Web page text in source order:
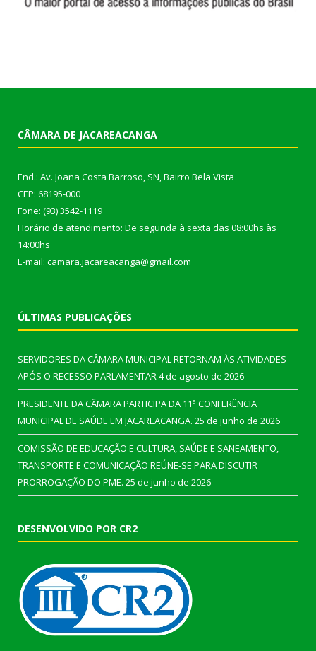
CÂMARA DE JACAREACANGA
End.: Av. Joana Costa Barroso, SN, Bairro Bela Vista
CEP: 68195-000
Fone: (93) 3542-1119
Horário de atendimento: De segunda à sexta das 08:00hs às
14:00hs
E-mail: camara.jacareacanga@gmail.com
ÚLTIMAS PUBLICAÇÕES
SERVIDORES DA CÂMARA MUNICIPAL RETORNAM ÀS ATIVIDADES
APÓS O RECESSO PARLAMENTAR4 de agosto de 2026
PRESIDENTE DA CÂMARA PARTICIPA DA 11ª CONFERÊNCIA
MUNICIPAL DE SAÚDE EM JACAREACANGA. 25 de junho de 2026
COMISSÃO DE EDUCAÇÃO E CULTURA, SAÚDE E SANEAMENTO,
TRANSPORTE E COMUNICAÇÃO REÚNE-SE PARA DISCUTIR
PRORROGAÇÃO DO PME. 25 de junho de 2026
DESENVOLVIDO POR CR2